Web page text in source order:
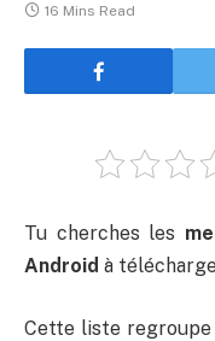
16 Mins Read
Tu cherches les
Android à
Cette liste regroupe